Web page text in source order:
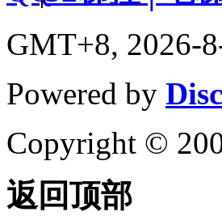
GMT+8, 2026-
Powered by
Copyright ©
返回顶部